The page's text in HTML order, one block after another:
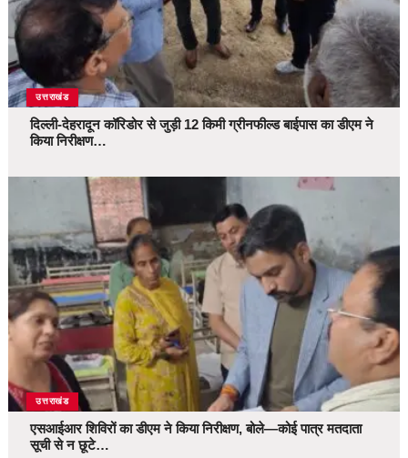
उत्तराखंड
दिल्ली-देहरादून कॉरिडोर से जुड़ी 12 किमी ग्रीनफील्ड बाईपास का डीएम ने
किया निरीक्षण…
उत्तराखंड
एसआईआर शिविरों का डीएम ने किया निरीक्षण, बोले—कोई पात्र मतदाता
सूची से न छूटे…